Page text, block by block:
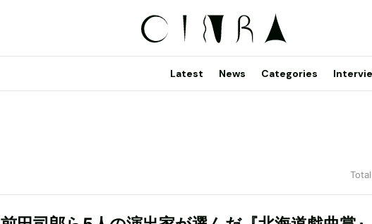
Latest News Categories